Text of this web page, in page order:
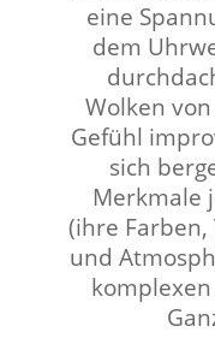
eine
dem
Wolken
Gefühl
sich
Merkmale
(ihre Farben,
und